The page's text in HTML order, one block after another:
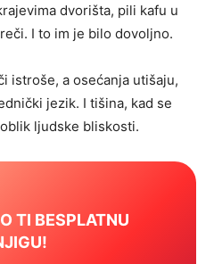
dvorišta, pili kafu u
I to im je bilo dovoljno.
istroše, a osećanja utišaju,
jezik. I tišina, kad se
ljudske bliskosti.
TI BESPLATNU